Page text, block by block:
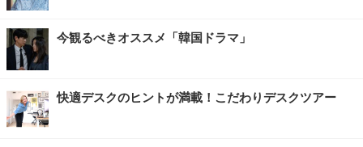
今観るべきオススメ「韓国ドラマ」
快適デスクのヒントが満載！こだわりデスクツアー